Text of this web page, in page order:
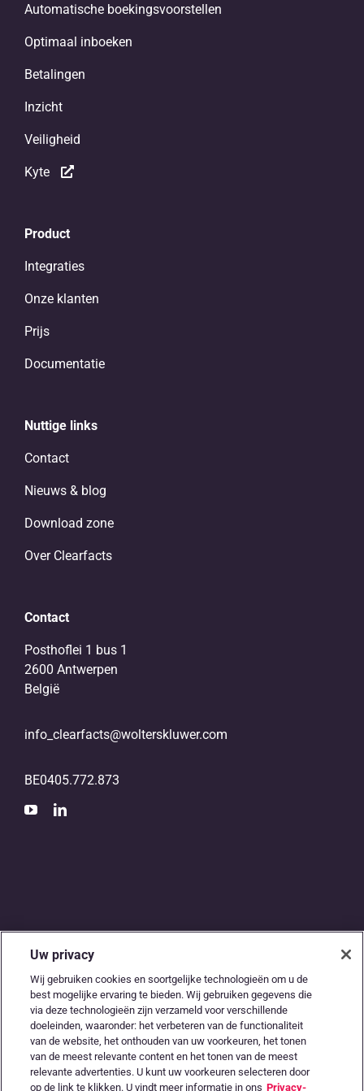
Automatische boekingsvoorstellen
Optimaal inboeken
Betalingen
Inzicht
Veiligheid
Kyte
Product
Integraties
Onze klanten
Prijs
Documentatie
Nuttige links
Contact
Nieuws & blog
Download zone
Over Clearfacts
Contact
Posthoflei 1 bus 1
2600 Antwerpen
België
info_clearfacts@wolterskluwer.com
BE0405.772.873
De digitale snelweg
tussen
accountants en
Uw privacy
Wij gebruiken cookies en soortgelijke technologieën om u de
best mogelijke ervaring te bieden. Wij gebruiken gegevens die
via deze technologieën zijn verzameld voor verschillende
doeleinden, waaronder: het verbeteren van de functionaliteit
van de website, het onthouden van uw voorkeuren, het tonen
van de meest relevante content en het tonen van de meest
relevante advertenties. U kunt uw voorkeuren selecteren door
op de link te klikken. U vindt meer informatie in ons Privacy-